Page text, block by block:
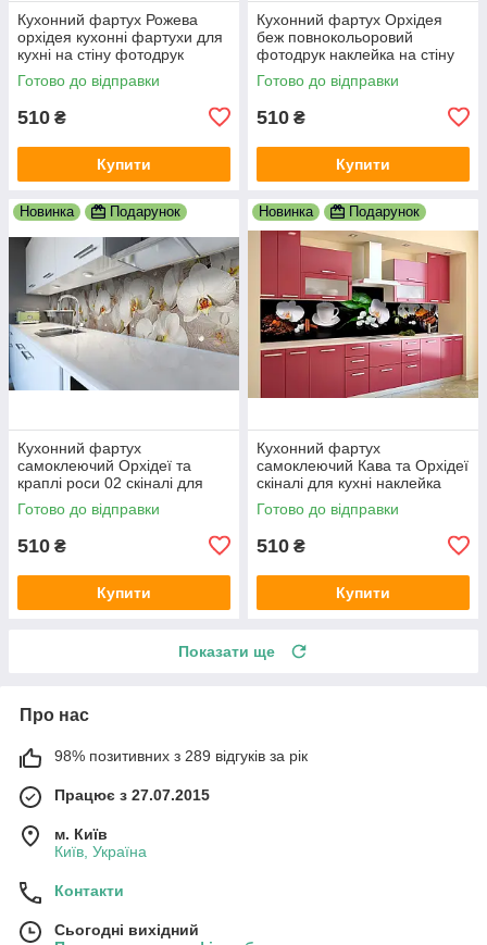
Кухонний фартух Рожева
орхідея кухонні фартухи для
кухні на стіну фотодрук
скіналі квіти 600х2000 мм
Готово до відправки
510 ₴
Купити
Кухонний фартух Орхідея
беж повнокольоровий
фотодрук наклейка на стіну
кухні квіти скіналі 600х2000
мм
Готово до відправки
510 ₴
Купити
Новинка Подарунок
Кухонний фартух
самоклеючий Орхідеї та
краплі роси 02 скіналі для
кухні наклейка ПВХ бежевий
600х2000 мм
Готово до відправки
510 ₴
Купити
Новинка Подарунок
Кухонний фартух
самоклеючий Кава та Орхідеї
скіналі для кухні наклейка
ПВХ натюрморт чорний
600х2000 мм
Готово до відправки
510 ₴
Купити
Показати ще
Про нас
98% позитивних з 289 відгуків за рік
Працює з 27.07.2015
м. Київ
Київ, Україна
Контакти
Сьогодні вихідний